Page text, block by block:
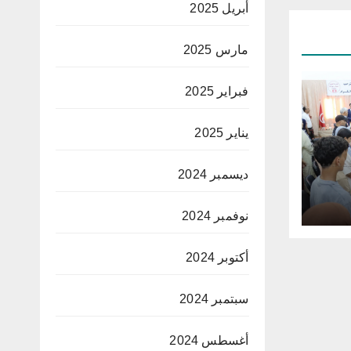
أبريل 2025
مارس 2025
فبراير 2025
يناير 2025
ديسمبر 2024
نوفمبر 2024
أكتوبر 2024
سبتمبر 2024
أغسطس 2024